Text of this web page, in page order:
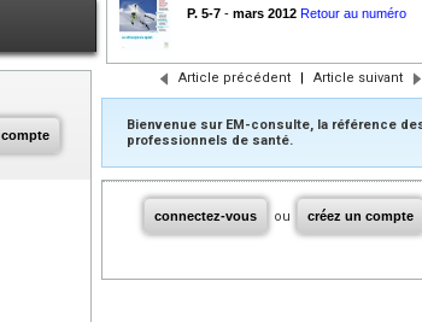
P. 5-7 - mars 2012 Retour au numéro
Article précédent | Article suivant
Bienvenue sur EM-consulte, la référence
professionnels de santé.
connectez-vous ou créez un compte